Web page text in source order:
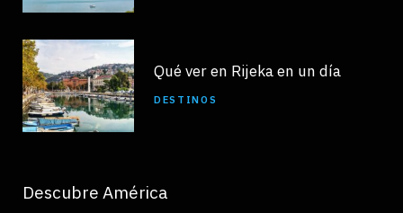
Qué ver en Rijeka en un día
DESTINOS
Descubre América